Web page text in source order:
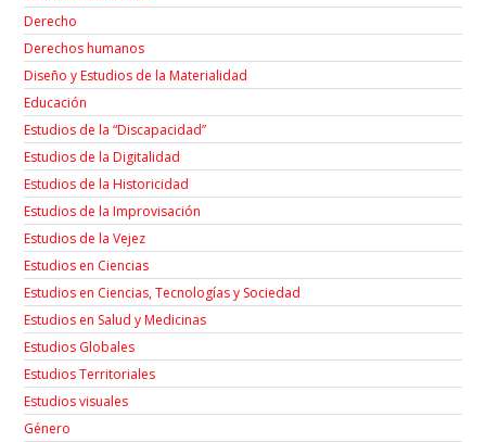
Derecho
Derechos humanos
Diseño y Estudios de la Materialidad
Educación
Estudios de la “Discapacidad”
Estudios de la Digitalidad
Estudios de la Historicidad
Estudios de la Improvisación
Estudios de la Vejez
Estudios en Ciencias
Estudios en Ciencias, Tecnologías y Sociedad
Estudios en Salud y Medicinas
Estudios Globales
Estudios Territoriales
Estudios visuales
Género